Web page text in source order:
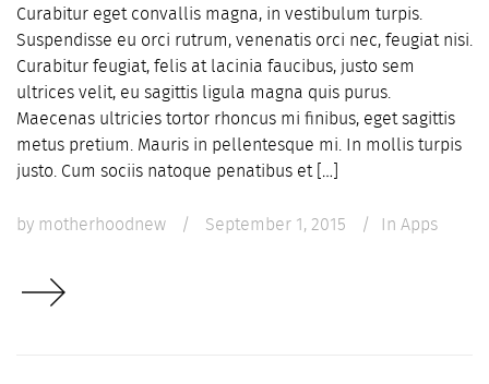
Curabitur eget convallis magna, in vestibulum turpis.
Suspendisse eu orci rutrum, venenatis orci nec, feugiat nisi.
Curabitur feugiat, felis at lacinia faucibus, justo sem
ultrices velit, eu sagittis ligula magna quis purus.
Maecenas ultricies tortor rhoncus mi finibus, eget sagittis
metus pretium. Mauris in pellentesque mi. In mollis turpis
justo. Cum sociis natoque penatibus et […]
by motherhoodnew / September 1, 2015 / In Apps